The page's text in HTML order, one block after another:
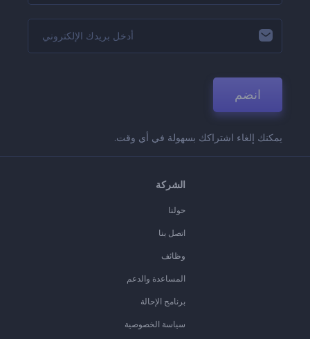
انضم
يمكنك إلغاء اشتراكك بسهولة في أي وقت.
الشركة
حولنا
اتصل بنا
وظائف
المساعدة والدعم
برنامج الإحالة
سياسة الخصوصية